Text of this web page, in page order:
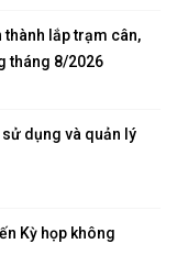
thành lắp trạm cân,
tháng 8/2026
dụng và quản lý
Kỳ họp không